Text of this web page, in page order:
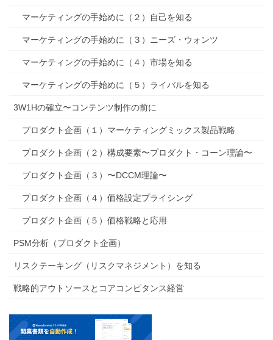
マーケティングの手始めに（２）自己を知る
マーケティングの手始めに（３）ニーズ・ウォンツ
マーケティングの手始めに（４）市場を知る
マーケティングの手始めに（５）ライバルを知る
3W1Hの確立〜コンテンツ制作の前に
プロダクト企画（１）マーケティングミックス製品戦略
プロダクト企画（２）構成要素〜プロダクト・コーン理論〜
プロダクト企画（３）〜DCCM理論〜
プロダクト企画（４）価格設定プライシング
プロダクト企画（５）価格戦略と応用
PSM分析（プロダクト企画）
リスクテーキング（リスクマネジメント）を知る
戦略的アウトソースとコアコンピタンス経営